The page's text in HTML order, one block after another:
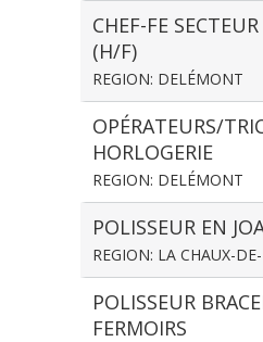
CHEF-FE
(H/F)
REGION: DELÉMONT
OPÉRATEURS/
HORLOGERIE
REGION: DELÉMONT
POLISSEUR EN
REGION: LA CHAUX-
POLISSEUR
FERMOIRS